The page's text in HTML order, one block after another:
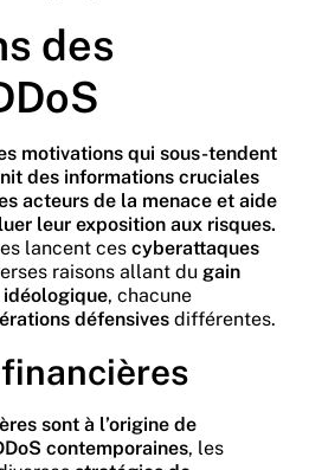
des
motivations qui sous-tendent
des informations cruciales
acteurs de la menace et aide
leur exposition aux risques.
lancent ces cyberattaques
raisons allant du gain
idéologique, chacune
défensives différentes.
sont à l’origine de
contemporaines, les